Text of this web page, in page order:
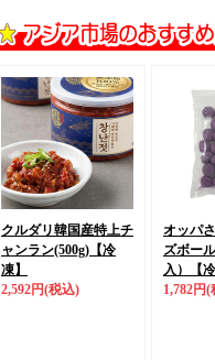
クルダリ韓国産特上チ
ャンラン(500g) 【冷
凍】
2,592円(税込)
オッパ
ズボー
入）
【
1,782円(